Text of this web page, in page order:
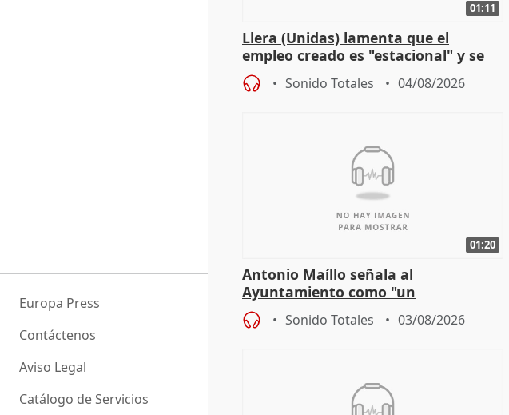
Europa Press
Contáctenos
Aviso Legal
Catálogo de Servicios
01:11
Llera (Unidas) lamenta que el
empleo creado es "estacional" y se
"esfumará" al acabar el verano
Sonido Totales 04/08/2026
01:20
Antonio Maíllo señala al
Ayuntamiento como "un
especulador más" sobre viviendas de
Jiménez Becerril
Sonido Totales 03/08/2026